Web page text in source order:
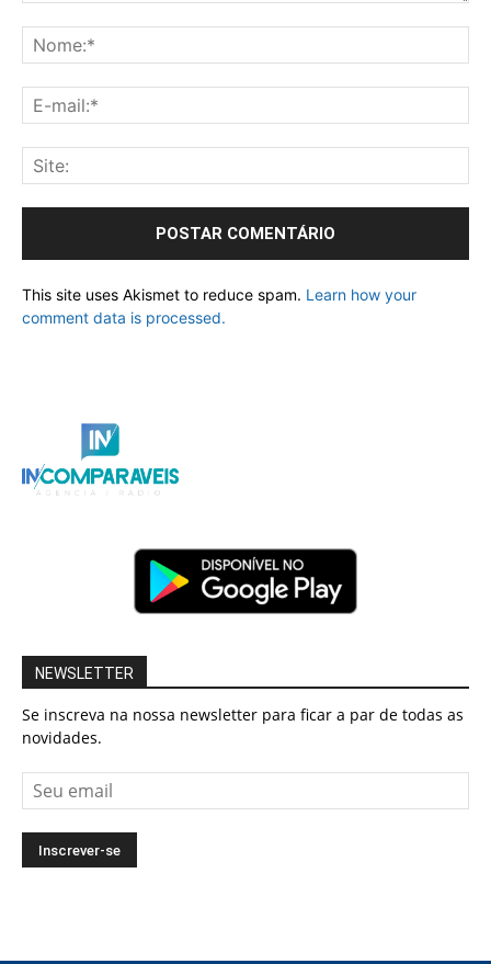
This site uses Akismet to reduce spam. Learn how your
comment data is processed.
NEWSLETTER
Se inscreva na nossa newsletter para ficar a par de todas as
novidades.